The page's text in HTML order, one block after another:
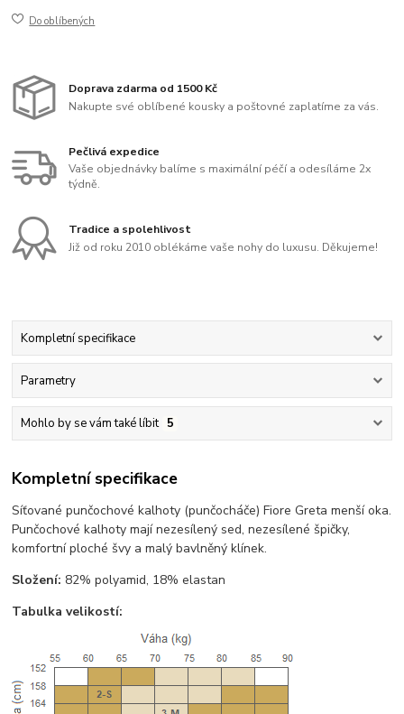
Do oblíbených
Doprava zdarma od 1500 Kč
Nakupte své oblíbené kousky a poštovné zaplatíme za vás.
Pečlivá expedice
Vaše objednávky balíme s maximální péčí a odesíláme 2x
týdně.
Tradice a spolehlivost
Již od roku 2010 oblékáme vaše nohy do luxusu. Děkujeme!
Kompletní specifikace
Parametry
Mohlo by se vám také líbit 5
Kompletní specifikace
Síťované punčochové kalhoty (punčocháče) Fiore Greta menší oka.
Punčochové kalhoty mají nezesílený sed, nezesílené špičky,
komfortní ploché švy a malý bavlněný klínek.
Složení: 82% polyamid, 18% elastan
Tabulka velikostí: